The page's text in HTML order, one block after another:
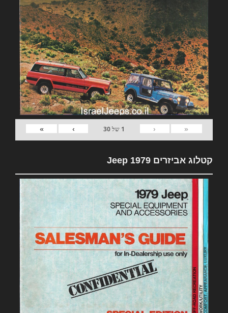
«
‹
1 של30
›
»
קטלוג אביזרים 1979 Jeep